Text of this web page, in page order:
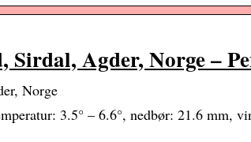
Agder, Norge –
Norge
3.5° – 6.6°, nedbør: 21.6 mm,